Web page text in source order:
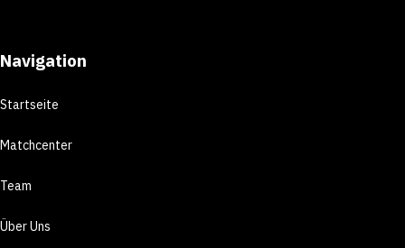
Navigation
Startseite
Matchcenter
Team
Über Uns